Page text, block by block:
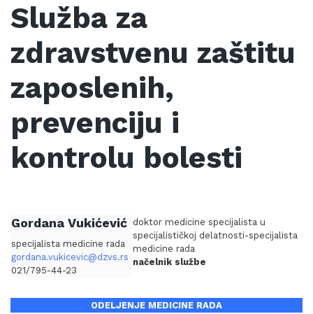
Služba za
zdravstvenu zaštitu
zaposlenih,
prevenciju i
kontrolu bolesti
Gordana Vukićević doktor medicine specijalista u
specijalističkoj delatnosti-specijalista
medicine rada
načelnik službe
specijalista medicine rada
gordana.vukicevic@dzvs.rs
021/795-44-23
ODELJENJE MEDICINE RADA